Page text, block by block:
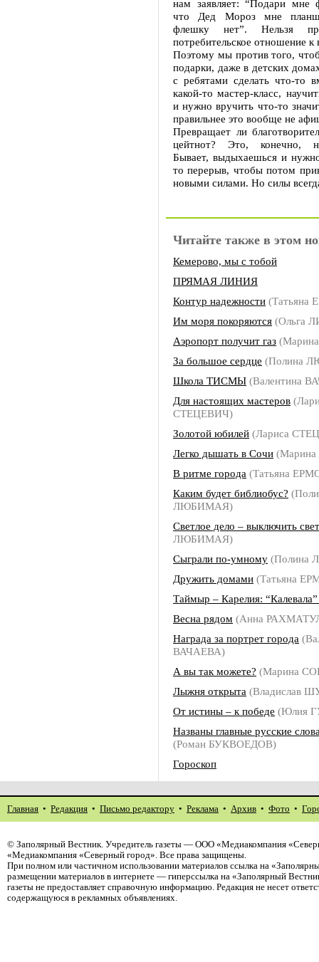
нам заявляет: “Подари мне
что Дед Мороз мне
флешку нет”. Нельзя
потребительское отношение к
Поэтому мы против того,
подарки, даже в детских
с ребятами сделать что-то
какой-то мастер-класс,
и нужно вручить что-то
правильнее это вообще не
Превращает ли
цейтнот? Это, конечно,
Бывает, выдыхаешься и
то перерыв, чтобы потом
новыми силами. Но силы
Читайте также в этом
Кемерово, мы с тобой
ПРЯМАЯ ЛИНИЯ
Контур надежности
Им моря покоряются (Ольга
Аэропорт получит газ
За большое сердце (Полина
Школа ТИСМЫ (Валентина
Для настоящих мастеров
СТЕЦЕВИЧ)
Золотой юбилей (Лариса
Легко дышать в Сочи
В ритме города (Татьяна
Каким будет библиобус?
ЛЮБИМАЯ)
Светлое дело – выключить свет
ЛЮБИМАЯ)
Сыграли по-умному (Полина
Дружить домами (Татьяна
Таймыр – Карелия:
Весна рядом (Анна
Награда за портрет города
ВАЧАЕВА)
А вы так можете? (Марина
Лыжня открыта (Владислав
От истины – к победе (Юлия
Названы главные русские
(Роман БУКВОЕДОВ)
Гороскоп
Главная • Редакция • Письмо редактору • Реклама • Архив • Фото •
© Заполярный Вестник. Учредитель газеты — ООО «Медиакомпания
«Медиакомпания «Северный город». Все права защищены.
При полном или частичном использовании материалов ссылка на
размещении материалов в интернете — гиперссылка на «Заполярный
газеты не предоставляет справочную информацию. Редакция не несет
содержащуюся в рекламных объявлениях.